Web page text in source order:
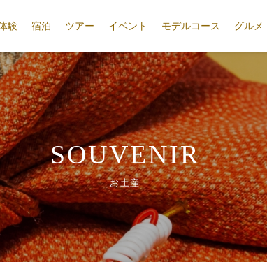
験 宿泊 ツアー イベント モデルコース グルメ
SOUVENIR
お土産